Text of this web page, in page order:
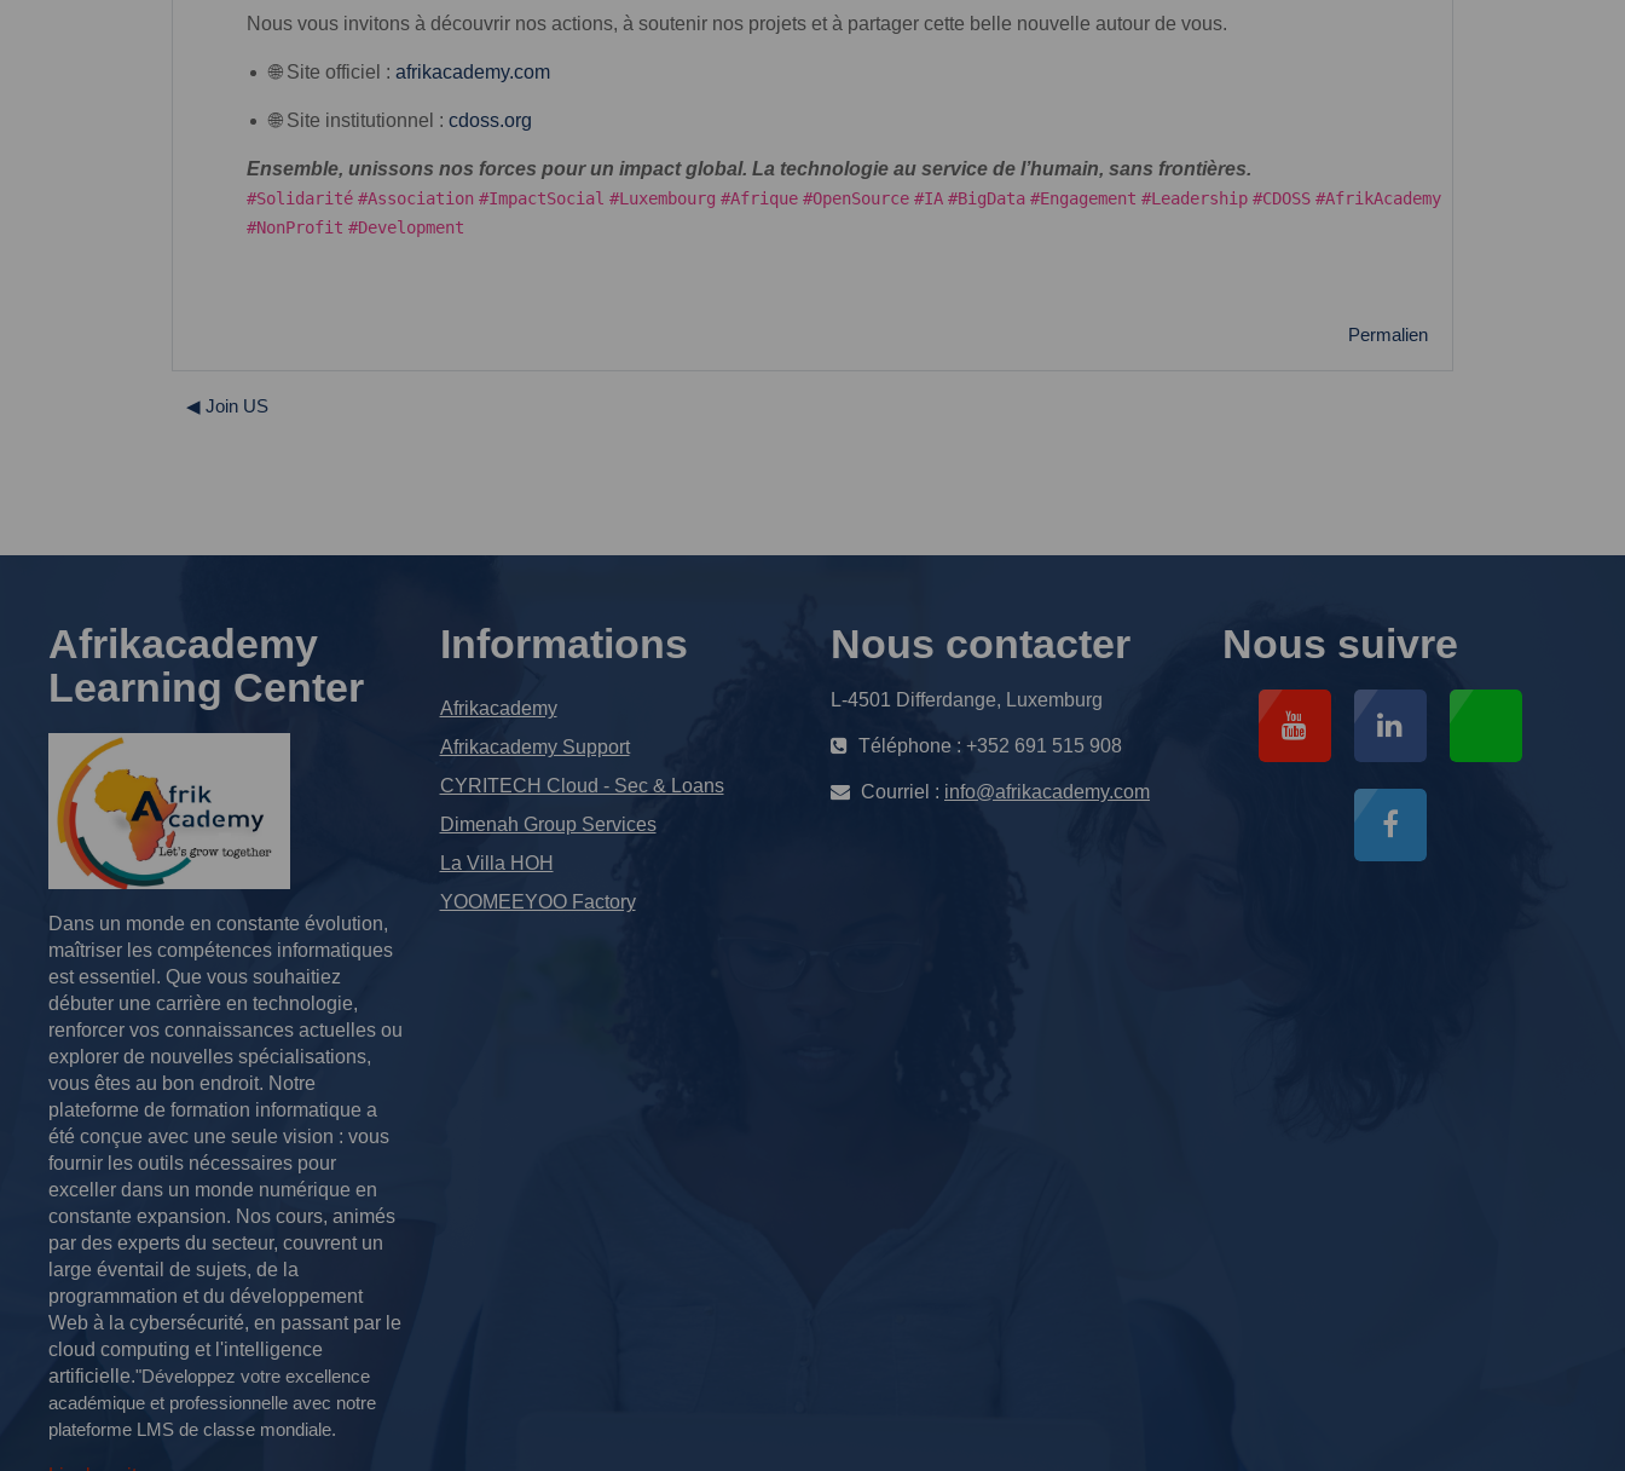
Nous vous invitons à découvrir nos actions, à soutenir nos projets et à partager cette belle nouvelle autour de vous.
🌐 Site officiel :afrikacademy.com
🌐 Site institutionnel :cdoss.org
Ensemble, unissons nos forces pour un impact global. La technologie au service de l’humain, sans frontières.
#Solidarité #Association #ImpactSocial #Luxembourg #Afrique #OpenSource #IA #BigData #Engagement #Leadership #CDOSS #AfrikAcademy
#NonProfit #Development
Permalien
◀︎ Join US
Afrikacademy
Learning Center
Dans un monde en constante évolution,
maîtriser les compétences informatiques
est essentiel. Que vous souhaitiez
débuter une carrière en technologie,
renforcer vos connaissances actuelles ou
explorer de nouvelles spécialisations,
vous êtes au bon endroit. Notre
plateforme de formation informatique a
été conçue avec une seule vision : vous
fournir les outils nécessaires pour
exceller dans un monde numérique en
constante expansion. Nos cours, animés
par des experts du secteur, couvrent un
large éventail de sujets, de la
programmation et du développement
Web à la cybersécurité, en passant par le
cloud computing et l'intelligence
artificielle."Développez votre excellence
académique et professionnelle avec notre
plateforme LMS de classe mondiale.
Informations
Afrikacademy
Afrikacademy Support
CYRITECH Cloud - Sec & Loans
Dimenah Group Services
La Villa HOH
YOOMEEYOO Factory
Nous contacter
L-4501 Differdange, Luxemburg
Téléphone : +352 691 515 908
Courriel : info@afrikacademy.com
Nous suivre